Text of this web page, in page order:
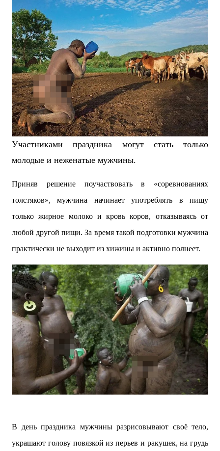
Участниками праздника могут стать только
молодые и неженатые мужчины.
Приняв решение поучаствовать в «соревнованиях
толстяков», мужчина начинает употреблять в пищу
только жирное молоко и кровь коров, отказываясь от
любой другой пищи. За время такой подготовки мужчина
практически не выходит из хижины и активно полнеет.
В день праздника мужчины разрисовывают своё тело,
украшают голову повязкой из перьев и ракушек, на грудь